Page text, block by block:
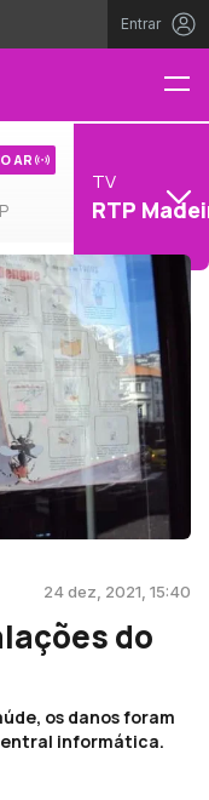
Entrar
AR
TV
RTP
24 dez, 2021, 15:40
do
os danos foram
informática.